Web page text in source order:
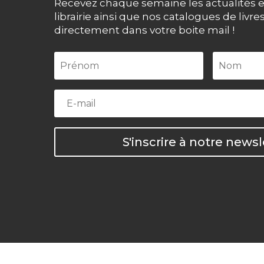
Recevez chaque semaine les actualités
librairie ainsi que nos catalogues de
directement dans votre boite mail !
S'inscrire à notre